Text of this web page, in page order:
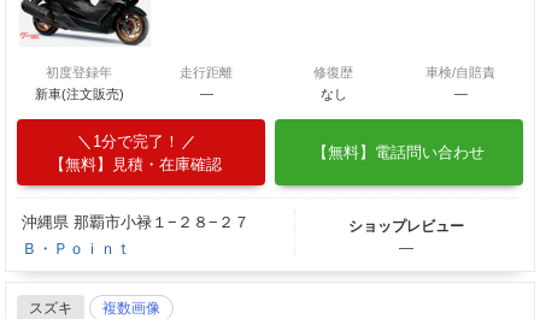
初度登録年
新車(注文販売)
走行距離
―
修復歴
なし
車検/自賠責
―
1分で完了！
【無料】見積・在庫確認
【無料】電話問い合わせ
沖縄県 那覇市小禄１−２８−２７
Ｂ・Ｐｏｉｎｔ
ショップレビュー
―
スズキ 複数画像